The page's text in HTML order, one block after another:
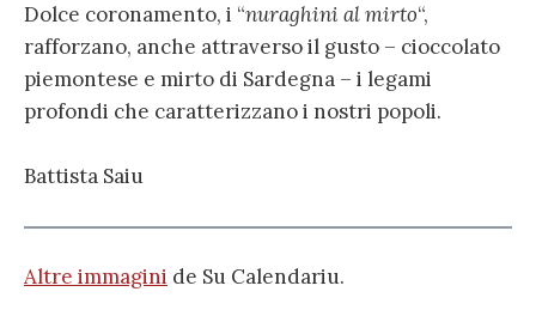
Dolce coronamento, i “nuraghini al mirto“,
rafforzano, anche attraverso il gusto – cioccolato
piemontese e mirto di Sardegna – i legami
profondi che caratterizzano i nostri popoli.
Battista Saiu
Altre immagini de Su Calendariu.